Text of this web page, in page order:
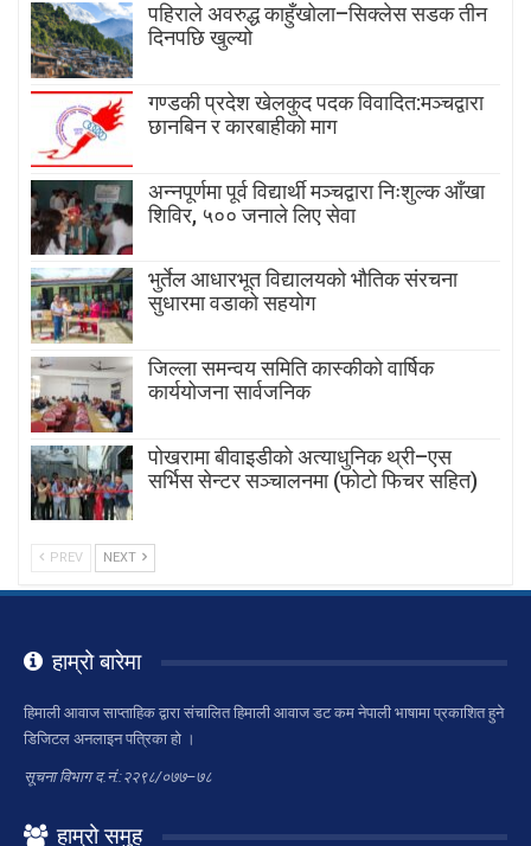
पहिराले अवरुद्ध काहुँखोला–सिक्लेस सडक तीन
दिनपछि खुल्यो
गण्डकी प्रदेश खेलकुद पदक विवादित:मञ्चद्वारा
छानबिन र कारबाहीको माग
अन्नपूर्णमा पूर्व विद्यार्थी मञ्चद्वारा निःशुल्क आँखा
शिविर, ५०० जनाले लिए सेवा
भुर्तेल आधारभूत विद्यालयको भौतिक संरचना
सुधारमा वडाको सहयोग
जिल्ला समन्वय समिति कास्कीको वार्षिक
कार्ययोजना सार्वजनिक
पोखरामा बीवाइडीको अत्याधुनिक थ्री–एस
सर्भिस सेन्टर सञ्चालनमा (फोटो फिचर सहित)
PREV NEXT
हाम्रो बारेमा
हिमाली आवाज साप्ताहिक द्वारा संचालित हिमाली आवाज डट कम नेपाली भाषामा प्रकाशित हुने
डिजिटल अनलाइन पत्रिका हो ।
सूचना विभाग द.नं.:२२९८/०७७–७८
हाम्रो समुह